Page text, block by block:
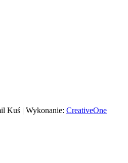
Kuś | Wykonanie: CreativeOne